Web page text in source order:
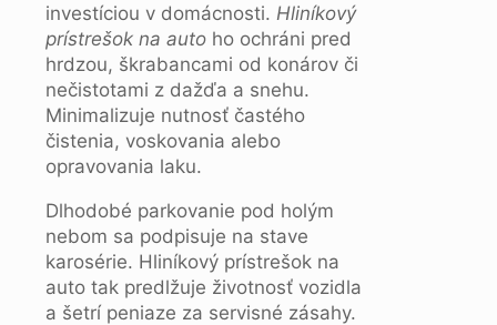
investíciou v domácnosti. Hliníkový
prístrešok na auto ho ochráni pred
hrdzou, škrabancami od konárov či
nečistotami z dažďa a snehu.
Minimalizuje nutnosť častého
čistenia, voskovania alebo
opravovania laku.
Dlhodobé parkovanie pod holým
nebom sa podpisuje na stave
karosérie. Hliníkový prístrešok na
auto tak predlžuje životnosť vozidla
a šetrí peniaze za servisné zásahy.